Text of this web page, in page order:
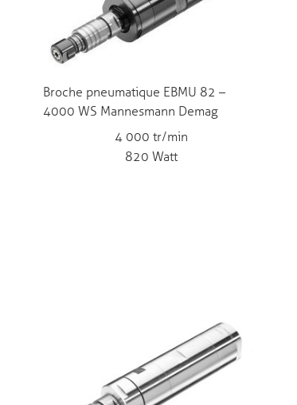
Broche pneumatique EBMU 82 –
4000 WS Mannesmann Demag
4 000 tr/min
820 Watt